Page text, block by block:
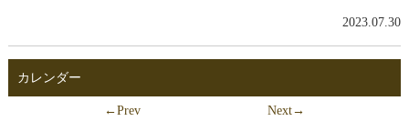
2023.07.30
カレンダー
←Prev
Next→